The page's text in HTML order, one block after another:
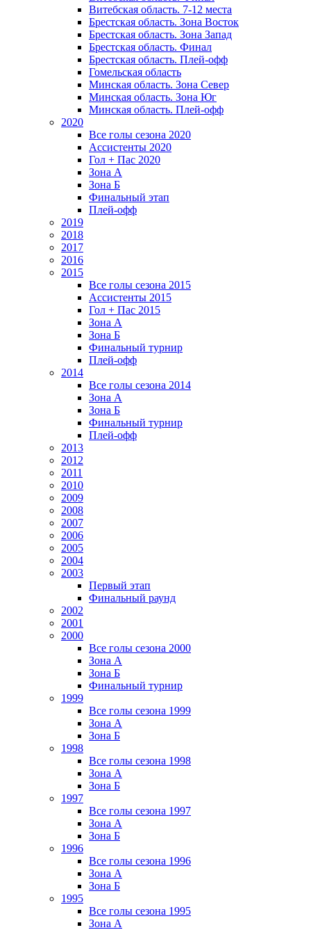
Витебская область. 7-12 места
Брестская область. Зона Восток
Брестская область. Зона Запад
Брестская область. Финал
Брестская область. Плей-офф
Гомельская область
Минская область. Зона Север
Минская область. Зона Юг
Минская область. Плей-офф
2020
Все голы сезона 2020
Ассистенты 2020
Гол + Пас 2020
Зона А
Зона Б
Финальный этап
Плей-офф
2019
2018
2017
2016
2015
Все голы сезона 2015
Ассистенты 2015
Гол + Пас 2015
Зона А
Зона Б
Финальный турнир
Плей-офф
2014
Все голы сезона 2014
Зона А
Зона Б
Финальный турнир
Плей-офф
2013
2012
2011
2010
2009
2008
2007
2006
2005
2004
2003
Первый этап
Финальный раунд
2002
2001
2000
Все голы сезона 2000
Зона А
Зона Б
Финальный турнир
1999
Все голы сезона 1999
Зона А
Зона Б
1998
Все голы сезона 1998
Зона А
Зона Б
1997
Все голы сезона 1997
Зона А
Зона Б
1996
Все голы сезона 1996
Зона А
Зона Б
1995
Все голы сезона 1995
Зона А